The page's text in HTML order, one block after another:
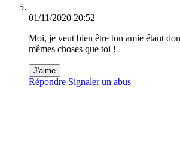
01/11/2020 20:52
Moi, je veut bien être ton amie étant
mêmes choses que toi !
J'aime
Répondre Signaler un abus